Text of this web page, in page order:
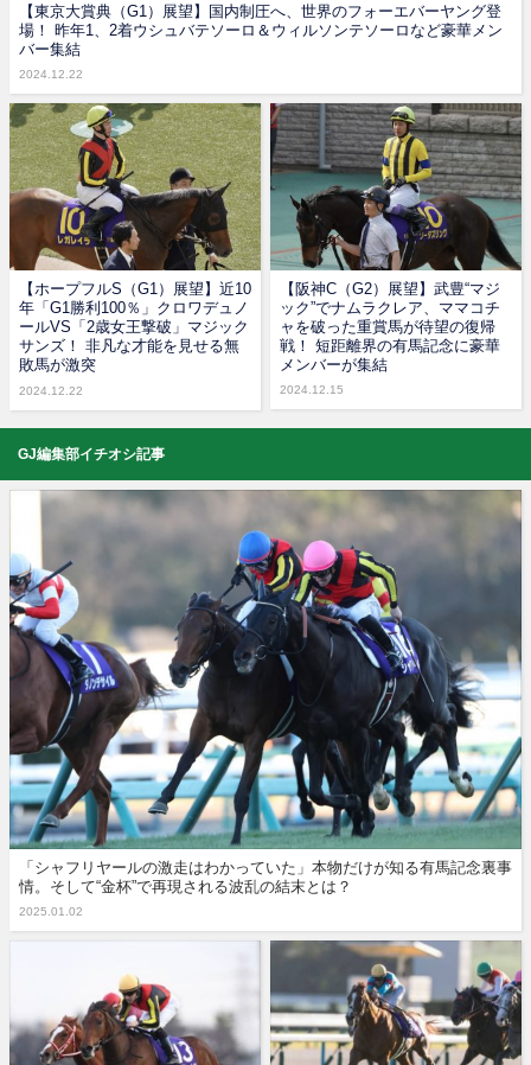
【東京大賞典（G1）展望】国内制圧へ、世界のフォーエバーヤング登
場！ 昨年1、2着ウシュバテソーロ＆ウィルソンテソーロなど豪華メン
バー集結
2024.12.22
【ホープフルS（G1）展望】近10
年「G1勝利100％」クロワデュノ
ールVS「2歳女王撃破」マジック
サンズ！ 非凡な才能を見せる無
敗馬が激突
2024.12.22
【阪神C（G2）展望】武豊“マジ
ック”でナムラクレア、ママコチ
ャを破った重賞馬が待望の復帰
戦！ 短距離界の有馬記念に豪華
メンバーが集結
2024.12.15
GJ編集部イチオシ記事
「シャフリヤールの激走はわかっていた」本物だけが知る有馬記念裏事
情。そして“金杯”で再現される波乱の結末とは？
2025.01.02